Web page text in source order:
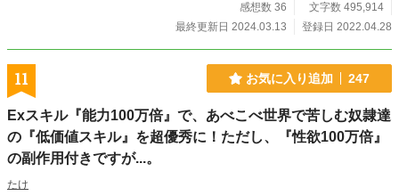
感想数 36
文字数 495,914
最終更新日 2024.03.13
登録日 2022.04.28
11 お気に入り追加 247
Exスキル『能力100万倍』で、あべこべ世界で苦しむ奴隷達
の『低価値スキル』を超優秀に！ただし、『性欲100万倍』
の副作用付きですが...。
たけ